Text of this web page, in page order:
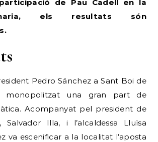
de Pau Cadell en la
els resultats són
Pedro Sánchez a Sant Boi de
monopolitzat una gran part de
Acompanyat pel president de
Salvador Illa, i l’alcaldessa Lluïsa
va escenificar a la localitat l’aposta